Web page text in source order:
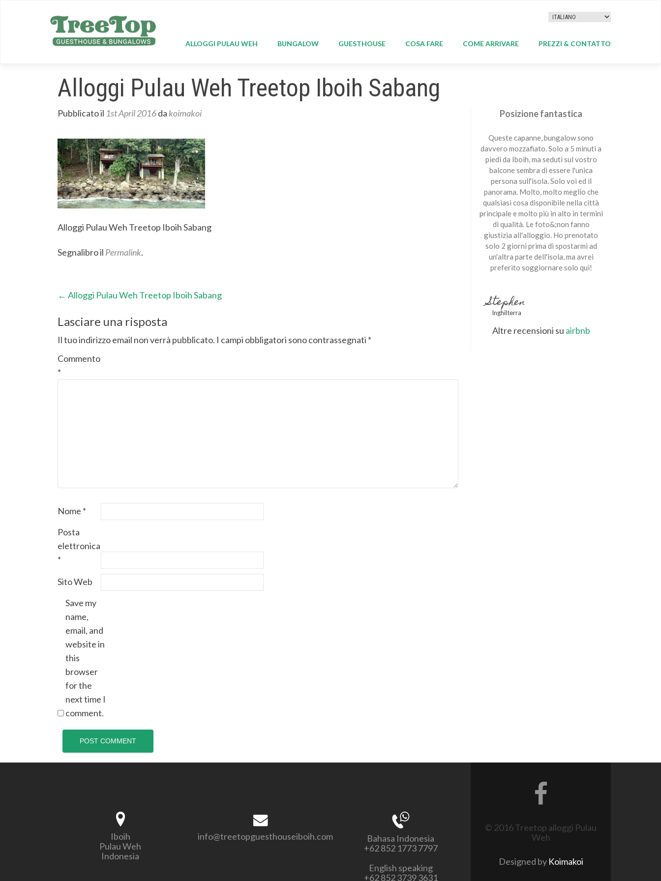
CONTENUTO
ALLOGGI PULAU WEH BUNGALOW GUESTHOUSE COSA FARE COME ARRIVARE PREZZI & CONTATTO
Alloggi Pulau Weh Treetop Iboih Sabang
Pubblicato il 1st April 2016da koimakoi
Alloggi Pulau Weh Treetop Iboih Sabang
Segnalibro il Permalink.
Post
← Alloggi Pulau Weh Treetop Iboih Sabang
Lasciare una risposta
Il tuo indirizzo email non verrà pubblicato. I campi obbligatori sono contrassegnati *
Commento
*
Nome *
Posta
elettronica
*
Sito Web
Save my
name,
email, and
website in
this
browser
for the
next time I
comment.
Posizione fantastica
Queste capanne, bungalow sono
davvero mozzafiato. Solo a 5 minuti a
piedi da Iboih, ma seduti sul vostro
balcone sembra di essere l'unica
persona sull'isola. Solo voi ed il
panorama. Molto, molto meglio che
qualsiasi cosa disponibile nella città
principale e molto più in alto in termini
di qualità. Le foto&;non fanno
giustizia all'alloggio. Ho prenotato
solo 2 giorni prima di spostarmi ad
un'altra parte dell'isola, ma avrei
preferito soggiornare solo qui!
Stephen
Inghilterra
Altre recensioni su airbnb
Iboih
Pulau Weh
Indonesia
info@treetopguesthouseiboih.com
Bahasa Indonesia
+62 852 1773 7797
English speaking
+62 852 3739 3631
© 2016 Treetop alloggi Pulau
Weh
Designed by Koimakoi